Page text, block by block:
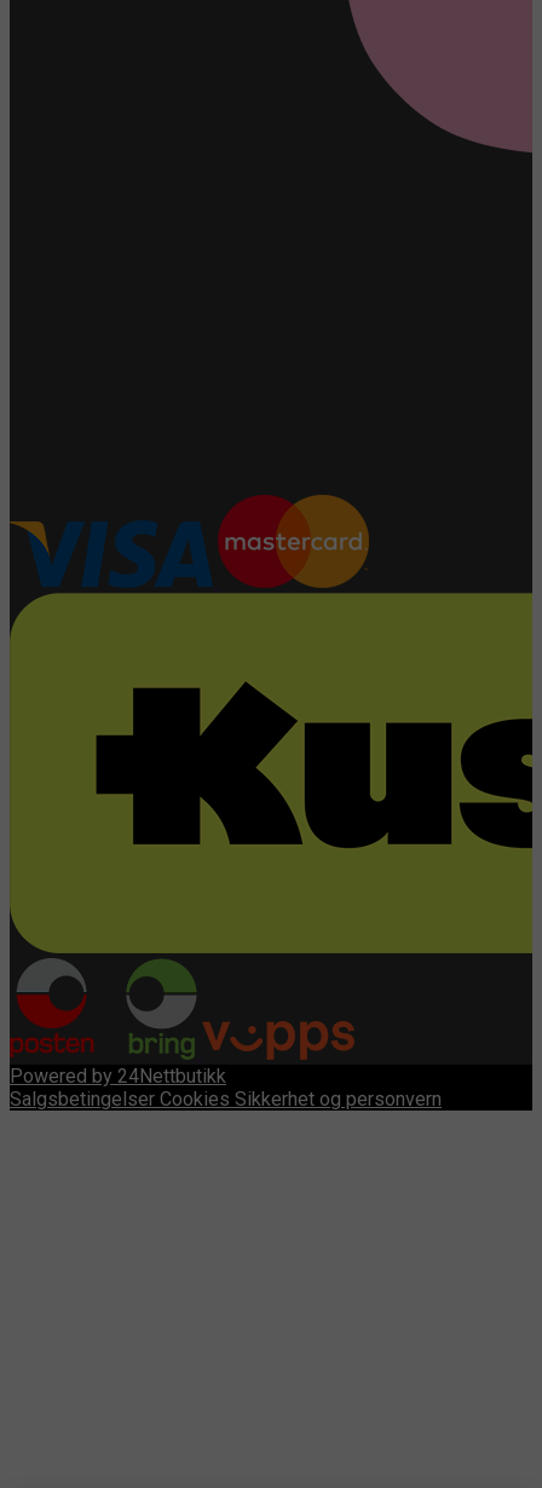
Powered by 24Nettbutikk
Salgsbetingelser Cookies Sikkerhet og personvern